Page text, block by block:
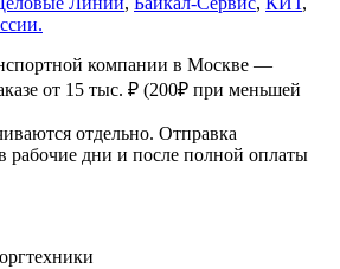
компании в Москве —
от 15 тыс. ₽ (200₽ при меньшей
отдельно. Отправка
рабочие дни и после полной оплаты